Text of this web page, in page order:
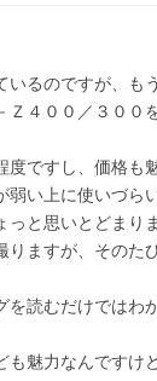
いるのですが、も
Ｚ４００／３００
度ですし、価格も
弱い上に使いづら
と思いとどまり
りますが、そのた
を読むだけではわ
も魅力なんですけ